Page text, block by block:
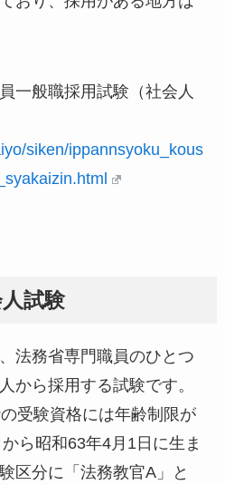
一般職採用試験（社会人
siken/ippannsyoku_kous
試験
法務省専門職員のひとつ
から採用する試験です。
受験資格には年齢制限が
ら昭和63年4月1日に生ま
区分に「法務教官A」と